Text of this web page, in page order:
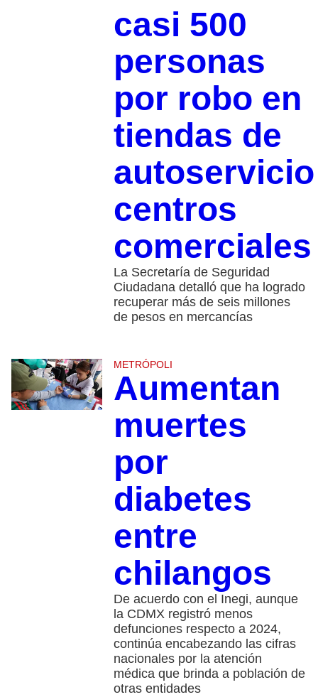
casi 500
personas
por robo en
tiendas de
centros
La Secretaría de Seguridad
Ciudadana detalló que ha logrado
recuperar más de seis millones
de pesos en mercancías
METRÓPOLI
Aumentan
muertes
por
diabetes
entre
chilangos
De acuerdo con el Inegi, aunque
la CDMX registró menos
defunciones respecto a 2024,
continúa encabezando las cifras
nacionales por la atención
médica que brinda a población de
otras entidades